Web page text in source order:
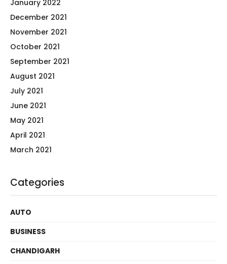
January 2022
December 2021
November 2021
October 2021
September 2021
August 2021
July 2021
June 2021
May 2021
April 2021
March 2021
Categories
AUTO
BUSINESS
CHANDIGARH